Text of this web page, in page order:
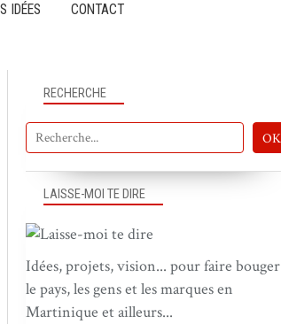
IDÉES CONTACT
RECHERCHE
LAISSE-MOI TE DIRE
Idées, projets, vision... pour faire bouger
le pays, les gens et les marques en
Martinique et ailleurs...